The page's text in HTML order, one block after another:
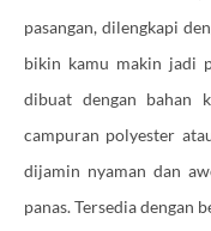
pasangan, dilengkapi
bikin kamu makin jadi
dibuat dengan bahan
campuran polyester
dijamin nyaman dan
panas. Tersedia dengan